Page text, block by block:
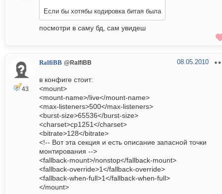
Если бы хотябы кодировка битая была
посмотри в саму бд, сам увидеш
43
RalfiBB @RalfiBB 08.05.2010
в конфиге стоит:
<mount>
<mount-name>/live</mount-name>
<max-listeners>500</max-listeners>
<burst-size>65536</burst-size>
<charset>cp1251</charset>
<bitrate>128</bitrate>
<!-- Вот эта секция и есть описание запасной точки
монтирования -->
<fallback-mount>/nonstop</fallback-mount>
<fallback-override>1</fallback-override>
<fallback-when-full>1</fallback-when-full>
</mount>